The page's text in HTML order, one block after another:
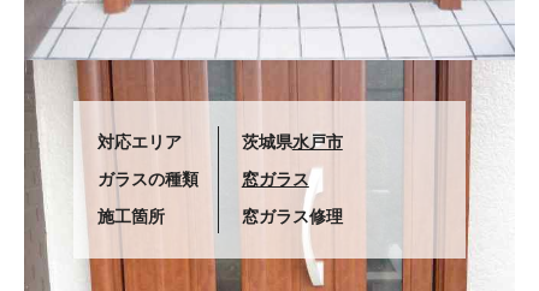
対応エリア 茨城県水戸市
ガラスの種類
窓ガラス
施工箇所
窓ガラス修理